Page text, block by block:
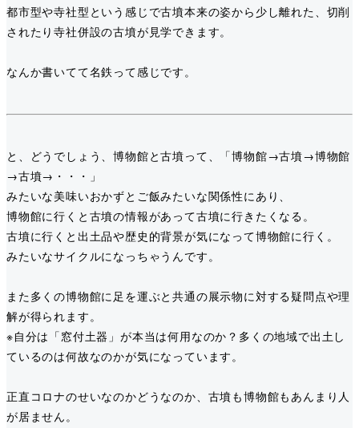
都市型や寺社型という感じで古墳本来の姿から少し離れた、切削
されたり寺社併設の古墳が見学できます。
なんか書いてて名鉄って感じです。
と、どうでしょう、博物館と古墳って、「博物館→古墳→博物館
→古墳→・・・」
みたいな美味いおかずとご飯みたいな関係性にあり、
博物館に行くと古墳の情報があって古墳に行きたくなる。
古墳に行くと出土品や歴史的背景が気になって博物館に行く。
みたいなサイクルになっちゃうんです。
また多くの博物館に足を運ぶと共通の展示物に対する疑問点や理
解が得られます。
※自分は「窓付土器」が本当は何用なのか？多くの地域で出土し
ているのは何故なのかが気になっています。
正直コロナのせいなのかどうなのか、古墳も博物館もあんまり人
が居ません。